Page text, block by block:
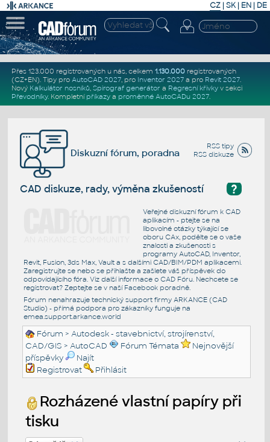
CZ | SK| EN | DE
Přes 123.000 registrovaných u nás, celkem 1.130.000registrovaných
(CZ+EN). Tipy pro AutoCAD 2027, pro Inventor 2027a pro Revit 2027.
Nový Kalkulátor nosníků, Spirograf generátor a Regresní křivkyv sekci
Převodníky. Kompletní příkazya proměnné AutoCADu 2027.
RSS tipy
RSS diskuze
Diskuzní fórum, poradna
?
CAD diskuze, rady, výměna zkušeností
Veřejné diskuzní fórum k CAD
aplikacím - ptejte se na
libovolné otázky týkající se
oboru CAx, podělte se o vaše
znalosti a zkušenosti s
programy AutoCAD, Inventor,
Revit, Fusion, 3ds Max, Vault a s dalšími CAD/BIM/PDM aplikacemi.
Zaregistrujte se nebo se přihlašte a zašlete váš příspěvek do
odpovídajícího fóra. Viz další informace o CAD Fóru. Nechcete se
registrovat? Zeptejte se v naší Facebook poradně.
Fórum nenahrazuje technický support firmy ARKANCE (CAD
Studio) - přímá podpora pro zákazníky funguje na
emea.support.arkance.world
Fórum >Autodesk - stavebnictví, strojírenství,
CAD/GIS >AutoCAD Fórum Témata
Nejnovější
příspěvky
Najít
Registrovat
Přihlásit
Rozházené vlastní papíry při
tisku